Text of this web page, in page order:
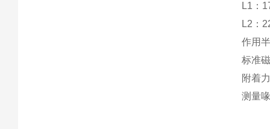
L1：
L2：
作用
标准
附着
测量